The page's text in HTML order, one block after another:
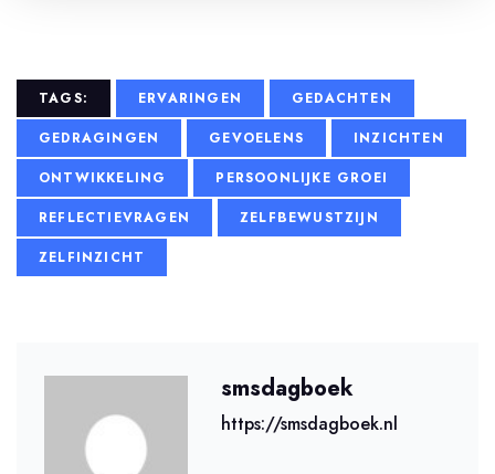
TAGS: ERVARINGEN
GEDACHTEN
GEDRAGINGEN
GEVOELENS
INZICHTEN
ONTWIKKELING
PERSOONLIJKE GROEI
REFLECTIEVRAGEN
ZELFBEWUSTZIJN
ZELFINZICHT
smsdagboek
https://smsdagboek.nl